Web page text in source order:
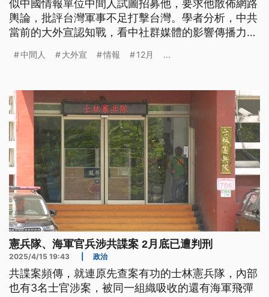
似中國情報單位中間人試圖招募他，要求他散佈網路
輿論，批評台灣軍事不足打擊台灣。學者分析，中共
當前的大外宣認知戰，看中社群媒體的影響傳播力，
中間人 大外宣 情報 12月 ...
憲兵隊、海軍官兵涉共諜案 2月底已遭判刑
2025/4/15 19:43 政治
共諜案頻傳，就連原先查案有功的士林憲兵隊，內部
也有3名士官涉案，被同一組織吸收的還有海軍飛彈